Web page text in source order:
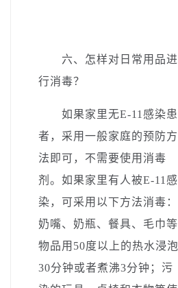
六、怎样对日常用品进
行消毒？
如果家里无E-11感染患
者，采用一般家庭的预防方
法即可，不需要使用消毒
剂。如果家里有 人被E-11感
染，可采用以下方法消毒：
奶嘴、奶瓶、餐具、毛巾等
物品用50度以上的热水浸泡
30分钟或者煮沸3分钟；污